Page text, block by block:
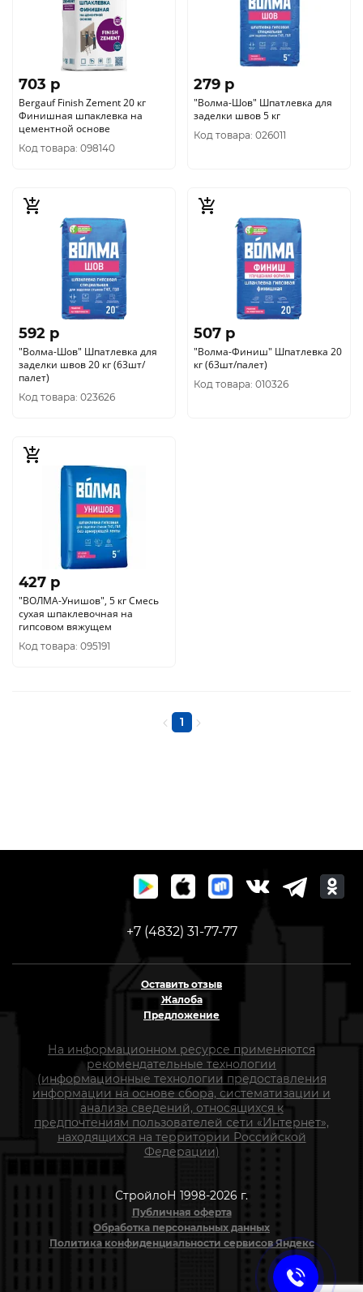
703 p
Bergauf Finish Zement 20 кг
Финишная шпаклевка на
цементной основе
Код товара: 098140
279 p
"Волма-Шов" Шпатлевка для
заделки швов 5 кг
Код товара: 026011
592 p
"Волма-Шов" Шпатлевка для
заделки швов 20 кг (63шт/
палет)
Код товара: 023626
507 p
"Волма-Финиш" Шпатлевка 20
кг (63шт/палет)
Код товара: 010326
427 p
"ВОЛМА-Унишов", 5 кг Смесь
сухая шпаклевочная на
гипсовом вяжущем
Код товара: 095191
1
+7 (4832) 31-77-77
Оставить отзыв
Жалоба
Предложение
На информационном ресурсе применяются
рекомендательные технологии
(информационные технологии предоставления
информации на основе сбора, систематизации и
анализа сведений, относящихся к
предпочтениям пользователей сети «Интернет»,
находящихся на территории Российской
Федерации)
СтройлоН 1998-2026 г.
Публичная оферта
Обработка персональных данных
Политика конфиденциальности сервисов Яндекс